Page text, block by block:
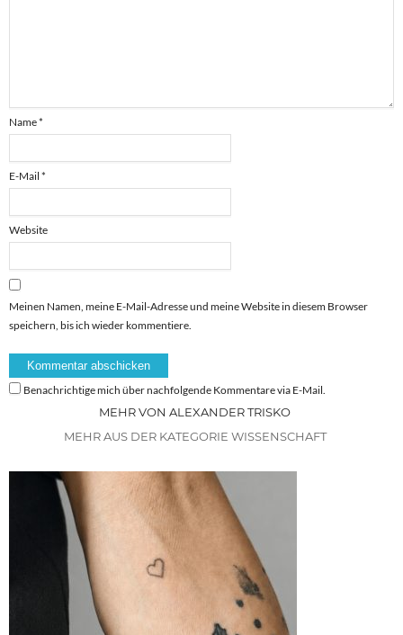
Name*
E-Mail *
Website
Meinen Namen, meine E-Mail-Adresse und meine Website in diesem Browser
speichern, bis ich wieder kommentiere.
Benachrichtige mich über nachfolgende Kommentare via E-Mail.
MEHR VON ALEXANDER TRISKO
MEHR AUS DER KATEGORIE WISSENSCHAFT